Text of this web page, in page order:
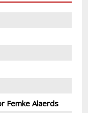
Femke Alaerds